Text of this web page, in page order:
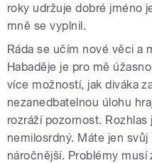
roky udržuje dobré jméno
mně se vyplnil.
Ráda se učím nové věci a
Habaděje je pro mě
více možností, jak diváka
nezanedbatelnou úlohu
rozráží pozornost.
nemilosrdný. Máte jen
náročnější. Problémy